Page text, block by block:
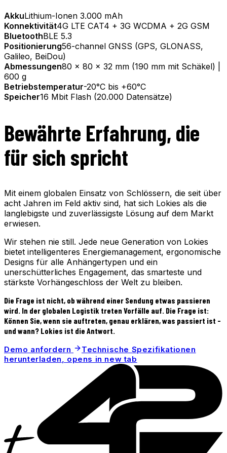
AkkuLithium-Ionen 3.000 mAh
Konnektivität4G LTE CAT4 + 3G WCDMA + 2G GSM
BluetoothBLE 5.3
Positionierung56-channel GNSS (GPS, GLONASS,
Galileo, BeiDou)
Abmessungen80 x 80 x 32 mm (190 mm mit Schäkel) |
600 g
Betriebstemperatur-20°C bis +60°C
Speicher16 Mbit Flash (20.000 Datensätze)
Bewährte Erfahrung, die
für sich spricht
Mit einem globalen Einsatz von Schlössern, die seit über
acht Jahren im Feld aktiv sind, hat sich Lokies als die
langlebigste und zuverlässigste Lösung auf dem Markt
erwiesen.
Wir stehen nie still. Jede neue Generation von Lokies
bietet intelligenteres Energiemanagement, ergonomische
Designs für alle Anhängertypen und ein
unerschütterliches Engagement, das smarteste und
stärkste Vorhängeschloss der Welt zu bleiben.
Die Frage ist nicht, ob während einer Sendung etwas passieren
wird. In der globalen Logistik treten Vorfälle auf. Die Frage ist:
Können Sie, wenn sie auftreten, genau erklären, was passiert ist -
und wann? Lokies ist die Antwort.
Demo anfordern
Technische Spezifikationen
herunterladen , opens in new tab